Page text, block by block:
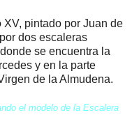
pintado por Juan de
dos escaleras
se encuentra la
y en la parte
de la Almudena.
el modelo de la Escalera